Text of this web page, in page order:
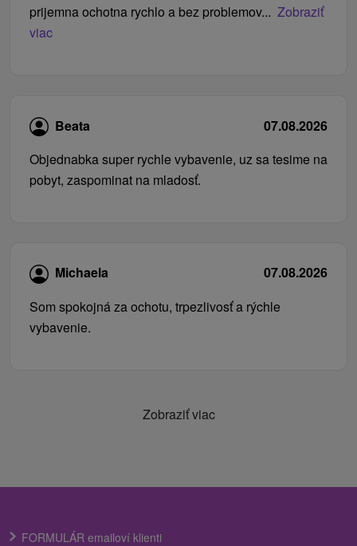
prijemna ochotna rychlo a bez problemov... Zobraziť
viac
Beata
07.08.2026
Objednabka super rychle vybavenie, uz sa tesime na
pobyt, zaspominat na mladosť.
Michaela
07.08.2026
Som spokojná za ochotu, trpezlivosť a rýchle
vybavenie.
Zobraziť viac
FORMULÁR emailoví klienti